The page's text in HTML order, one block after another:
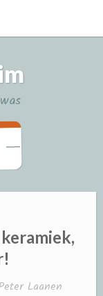
Laanen